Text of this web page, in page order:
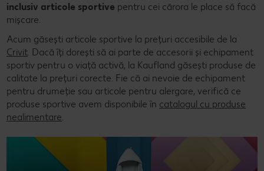
inclusiv articole sportive pentru cei cărora le place să facă
mișcare.
Acum găsești articole sportive la prețuri accesibile de la
Crivit. Dacă îți dorești să ai parte de accesorii și echipament
sportiv pentru o viață activă, la Kaufland găsești produse de
calitate la prețuri corecte. Fie că ai nevoie de echipament
pentru drumeție sau articole pentru alergare, verifică ce
produse sportive avem disponibile în catalogul cu produse
nealimentare.